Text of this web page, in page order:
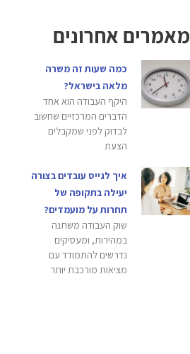
מאמרים אחרונים
כמה שעות זה משרה
מלאה בישראל?
היקף העבודה הוא אחד
הדברים המרכזיים שחשוב
לבדוק לפני שמקבלים
הצעת
איך לגייס עובדים בצורה
יעילה בתקופה של
תחרות על מועמדים?
שוק העבודה משתנה
במהירות, ומעסיקים
נדרשים להתמודד עם
מציאות מורכבת יותר